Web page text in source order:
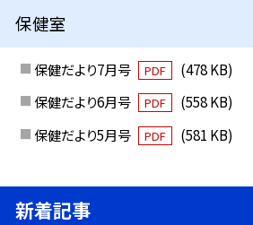
保健室
保健だより7月号 PDF
(478 KB)
保健だより6月号
PDF
(558 KB)
保健だより5月号
PDF (581 KB)
新着記事